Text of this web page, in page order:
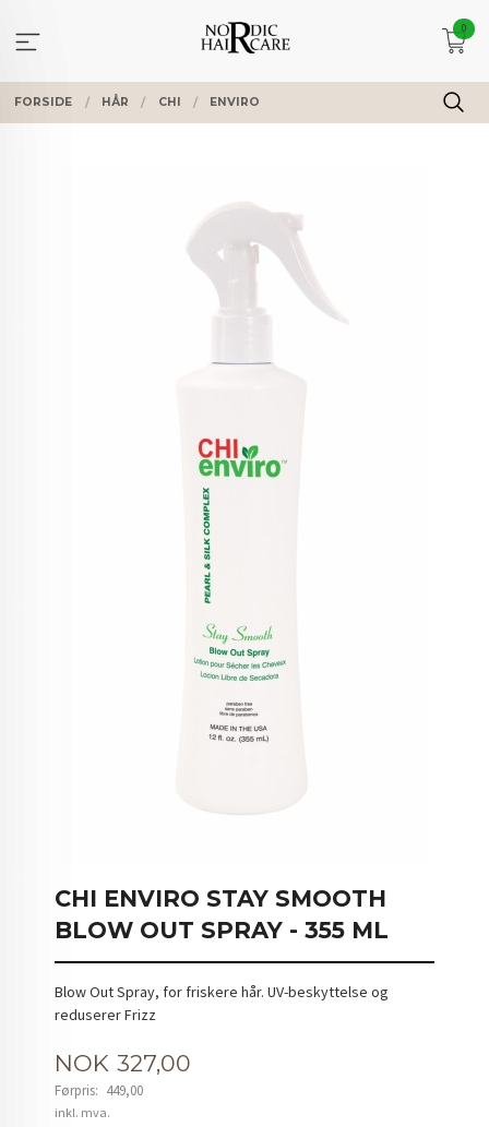
innholdet
0
FORSIDE HÅR CHI ENVIRO
CHI ENVIRO STAY SMOOTH
BLOW OUT SPRAY - 355 ML
Blow Out Spray, for friskere hår. UV-beskyttelse og
reduserer Frizz
Tilbud
NOK 327,00
Førpris: 449,00
Rabatt
inkl. mva.